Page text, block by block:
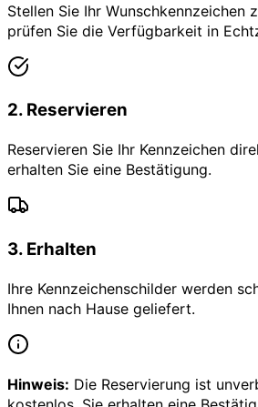
Stellen Sie Ihr Wunschkennzeichen
prüfen Sie die Verfügbarkeit in
2. Reservieren
Reservieren Sie Ihr Kennzeichen
erhalten Sie eine Bestätigung.
3. Erhalten
Ihre Kennzeichenschilder werden
Ihnen nach Hause geliefert.
Hinweis: Die Reservierung ist